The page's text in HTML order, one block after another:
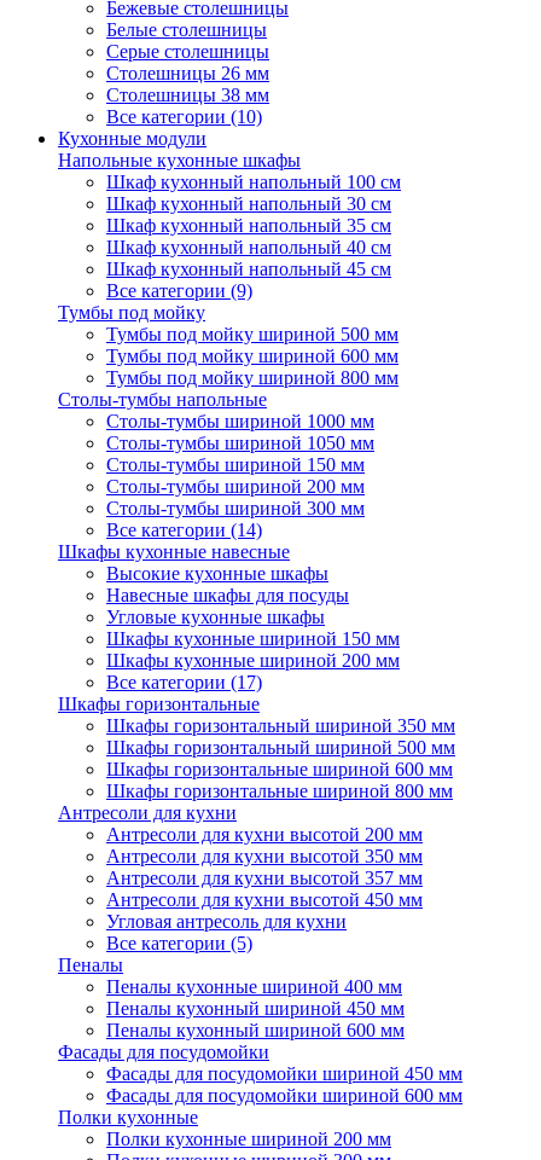
Бежевые столешницы
Белые столешницы
Серые столешницы
Столешницы 26 мм
Столешницы 38 мм
Все категории (10)
Кухонные модули
Напольные кухонные шкафы
Шкаф кухонный напольный 100 см
Шкаф кухонный напольный 30 см
Шкаф кухонный напольный 35 см
Шкаф кухонный напольный 40 см
Шкаф кухонный напольный 45 см
Все категории (9)
Тумбы под мойку
Тумбы под мойку шириной 500 мм
Тумбы под мойку шириной 600 мм
Тумбы под мойку шириной 800 мм
Столы-тумбы напольные
Столы-тумбы шириной 1000 мм
Столы-тумбы шириной 1050 мм
Столы-тумбы шириной 150 мм
Столы-тумбы шириной 200 мм
Столы-тумбы шириной 300 мм
Все категории (14)
Шкафы кухонные навесные
Высокие кухонные шкафы
Навесные шкафы для посуды
Угловые кухонные шкафы
Шкафы кухонные шириной 150 мм
Шкафы кухонные шириной 200 мм
Все категории (17)
Шкафы горизонтальные
Шкафы горизонтальный шириной 350 мм
Шкафы горизонтальный шириной 500 мм
Шкафы горизонтальные шириной 600 мм
Шкафы горизонтальные шириной 800 мм
Антресоли для кухни
Антресоли для кухни высотой 200 мм
Антресоли для кухни высотой 350 мм
Антресоли для кухни высотой 357 мм
Антресоли для кухни высотой 450 мм
Угловая антресоль для кухни
Все категории (5)
Пеналы
Пеналы кухонные шириной 400 мм
Пеналы кухонный шириной 450 мм
Пеналы кухонный шириной 600 мм
Фасады для посудомойки
Фасады для посудомойки шириной 450 мм
Фасады для посудомойки шириной 600 мм
Полки кухонные
Полки кухонные шириной 200 мм